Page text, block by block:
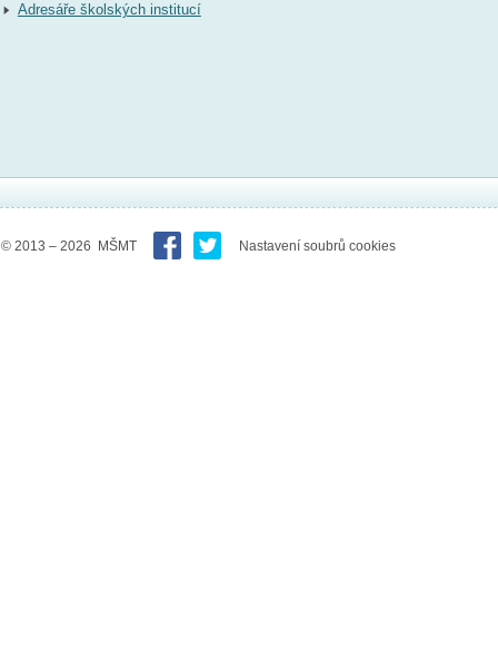
Adresáře školských institucí
© 2013 – 2026 MŠMT Nastavení soubrů cookies